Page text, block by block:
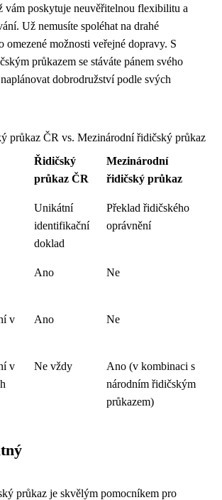
vám poskytuje neuvěřitelnou flexibilitu a
Už nemusíte spoléhat na drahé
omezené možnosti veřejné dopravy. S
průkazem se stáváte pánem svého
dobrodružství podle svých
průkaz ČR vs. Mezinárodní řidičský průkaz
Řidičský
průkaz ČR
Mezinárodní
řidičský průkaz
Unikátní
identifikační
doklad
Překlad řidičského
oprávnění
Ano Ne
v
Ano Ne
v
Ne vždy
Ano (v kombinaci s
národním řidičským
průkazem)
průkaz je skvělým pomocníkem pro